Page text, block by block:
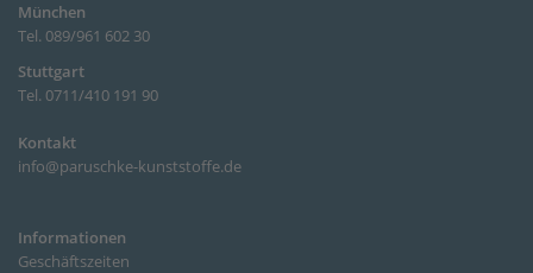
München
Tel. 089/961 602 30
Stuttgart
Tel. 0711/410 191 90
Kontakt
info@paruschke-kunststoffe.de
Informationen
Geschäftszeiten